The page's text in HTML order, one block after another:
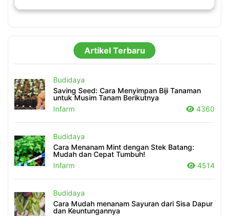
Artikel Terbaru
Budidaya
Saving Seed: Cara Menyimpan Biji Tanaman
untuk Musim Tanam Berikutnya
Infarm
4360
Budidaya
Cara Menanam Mint dengan Stek Batang:
Mudah dan Cepat Tumbuh!
Infarm
4514
Budidaya
Cara Mudah menanam Sayuran dari Sisa Dapur
dan Keuntungannya